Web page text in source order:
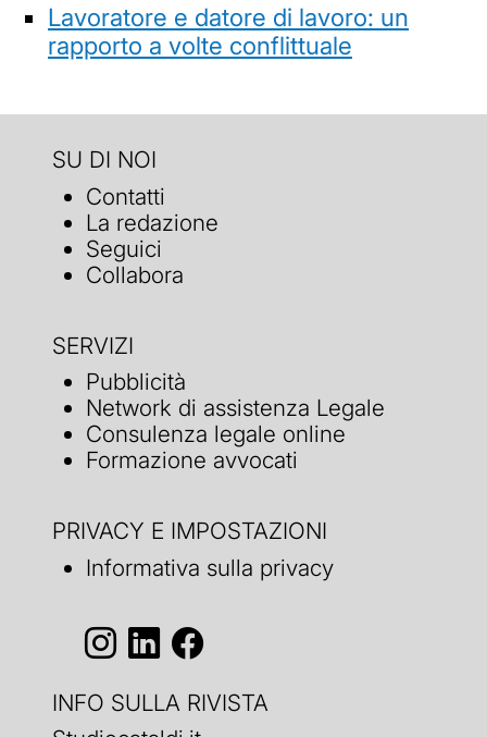
Lavoratore e datore di lavoro: un
rapporto a volte conflittuale
SU DI NOI
Contatti
La redazione
Seguici
Collabora
SERVIZI
Pubblicità
Network di assistenza Legale
Consulenza legale online
Formazione avvocati
PRIVACY E IMPOSTAZIONI
Informativa sulla privacy
INFO SULLA RIVISTA